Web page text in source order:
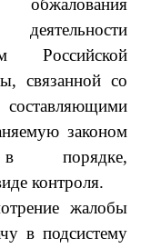
Российской
связанной со
законом
в порядке,
контроля.
жалобы
в подсистему